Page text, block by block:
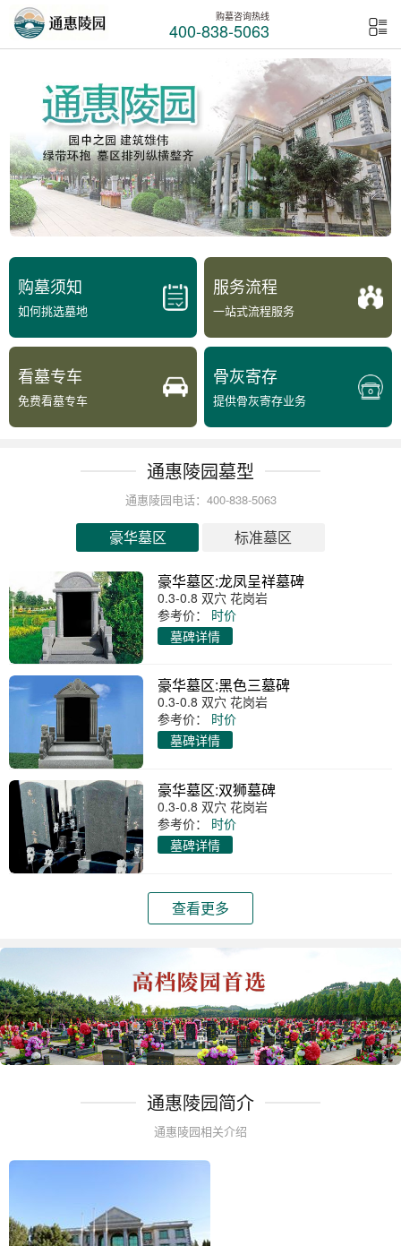
购墓咨询热线
400-838-5063
购墓须知
如何挑选墓地
服务流程
一站式流程服务
看墓专车
免费看墓专车
骨灰寄存
提供骨灰寄存业务
通惠陵园墓型
通惠陵园电话：400-838-5063
豪华墓区 标准墓区
豪华墓区:龙凤呈祥墓碑
0.3-0.8 双穴 花岗岩
参考价：
时价
墓碑详情
豪华墓区:黑色三墓碑
0.3-0.8 双穴 花岗岩
参考价：
时价
墓碑详情
豪华墓区:双狮墓碑
0.3-0.8 双穴 花岗岩
参考价：
时价
墓碑详情
查看更多
通惠陵园简介
通惠陵园相关介绍